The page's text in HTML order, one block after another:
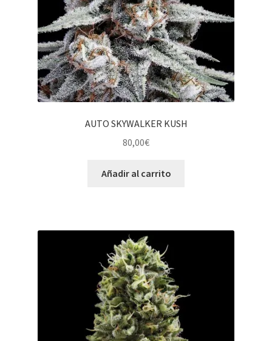
AUTO SKYWALKER KUSH
80,00€
Añadir al carrito